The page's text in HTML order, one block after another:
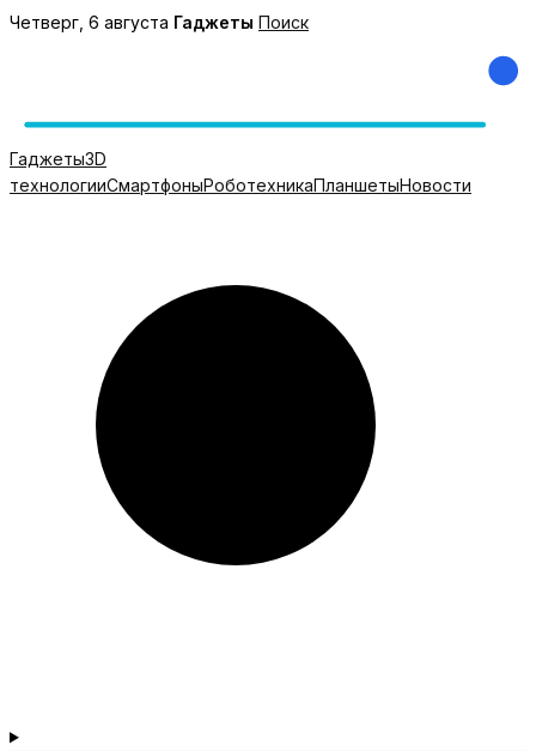
Перейти
Четверг, 6 августа Гаджеты Поиск
Гаджеты3D
технологииСмартфоныРоботехникаПланшетыНовости